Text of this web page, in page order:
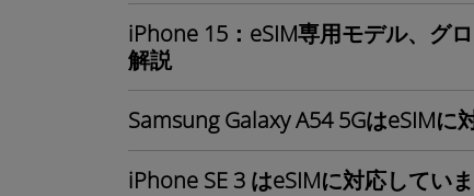
iPhone 15：eSIM専用モデル、グ
解説
Samsung Galaxy A54 5GはeSIMに
iPhone SE 3 はeSIMに対応してい